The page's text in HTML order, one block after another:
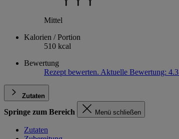
Mittel
Kalorien / Portion
510 kcal
Bewertung
Rezept bewerten. Aktuelle Bewertung: 4.3
Zutaten
Springe zum Bereich Menü schließen
Zutaten